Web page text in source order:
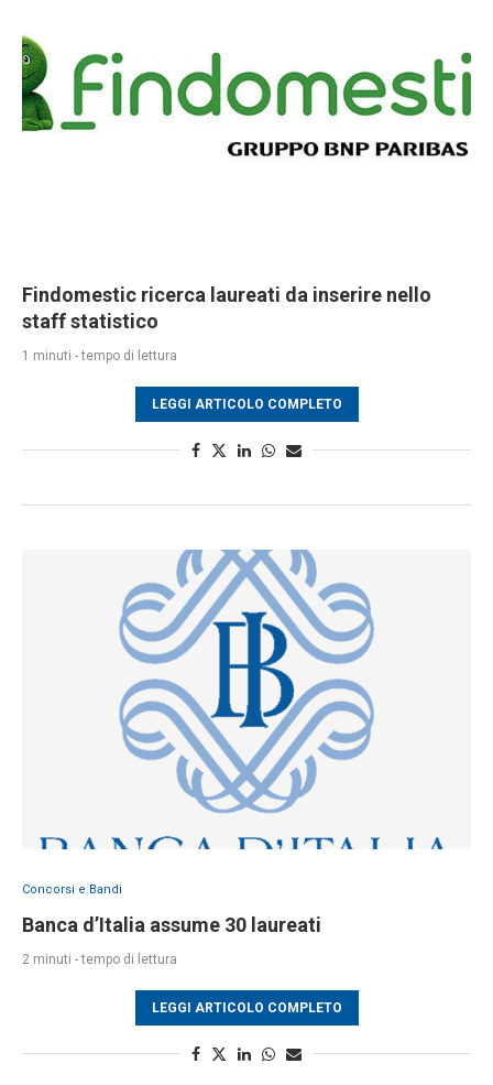
Findomestic ricerca laureati da inserire nello
staff statistico
1 minuti - tempo di lettura
LEGGI ARTICOLO COMPLETO
Concorsi e Bandi
Banca d’Italia assume 30 laureati
2 minuti - tempo di lettura
LEGGI ARTICOLO COMPLETO